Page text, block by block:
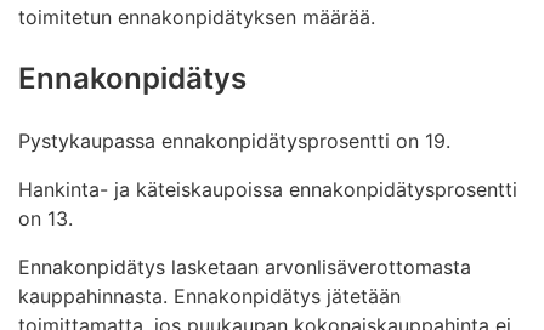
toimitetun ennakonpidätyksen määrää.
Ennakonpidätys
Pystykaupassa ennakonpidätysprosentti on 19.
Hankinta- ja käteiskaupoissa ennakonpidätysprosentti
on 13.
Ennakonpidätys lasketaan arvonlisäverottomasta
kauppahinnasta. Ennakonpidätys jätetään
toimittamatta, jos puukaupan kokonaiskauppahinta ei